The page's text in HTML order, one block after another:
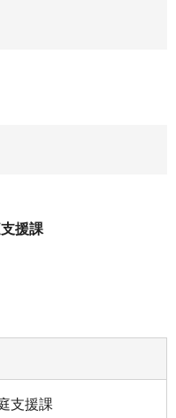
援課
支援課